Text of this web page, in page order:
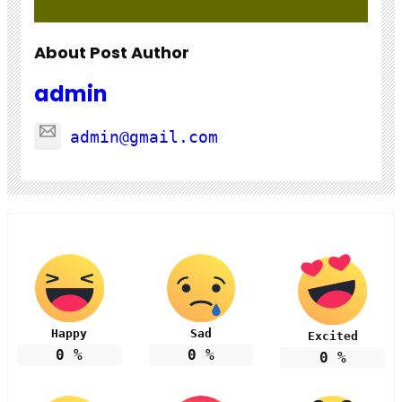
About Post Author
admin
admin@gmail.com
Happy
0 %
Sad
0 %
Excited
0 %